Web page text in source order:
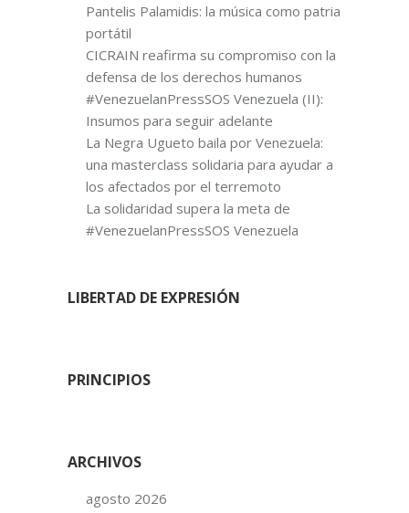
Pantelis Palamidis: la música como patria
portátil
CICRAIN reafirma su compromiso con la
defensa de los derechos humanos
#VenezuelanPressSOS Venezuela (II):
Insumos para seguir adelante
La Negra Ugueto baila por Venezuela:
una masterclass solidaria para ayudar a
los afectados por el terremoto
La solidaridad supera la meta de
#VenezuelanPressSOS Venezuela
LIBERTAD DE EXPRESIÓN
PRINCIPIOS
ARCHIVOS
agosto 2026